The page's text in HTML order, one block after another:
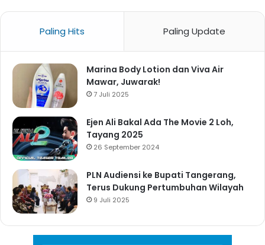
Paling Hits Paling Update
Marina Body Lotion dan Viva Air
Mawar, Juwarak!
7 Juli 2025
Ejen Ali Bakal Ada The Movie 2 Loh,
Tayang 2025
26 September 2024
PLN Audiensi ke Bupati Tangerang,
Terus Dukung Pertumbuhan Wilayah
9 Juli 2025